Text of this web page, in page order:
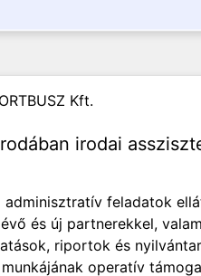
Kft.
irodai
feladatok
és új partnerekkel,
riportok és
operatív